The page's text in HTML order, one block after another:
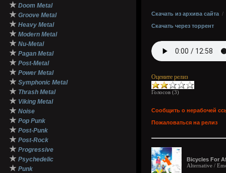
★ Doom Metal
★ Groove Metal
★ Heavy Metal
★ Modern Metal
★ Nu-Metal
★ Pagan Metal
★ Post-Metal
★ Power Metal
★ Symphonic Metal
★ Thrash Metal
★ Viking Metal
★ Noise
★ Pop Punk
★ Post-Punk
★ Post-Rock
★ Progressive
★ Psychedelic
★ Punk
Скачать из архива сайта /
Скачать через торрент
Оцените релиз
Голосов (3)
Сообщить о нерабочей
Пожаловаться на релиз
Bicycles For
Alternative /